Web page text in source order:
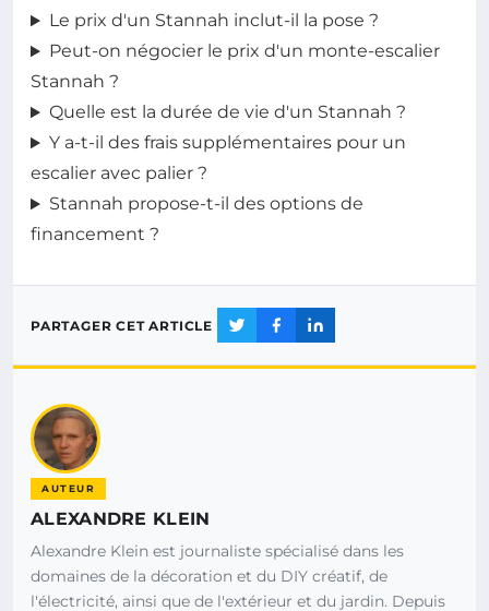
Le prix d'un Stannah inclut-il la pose ?
Peut-on négocier le prix d'un monte-escalier
Stannah ?
Quelle est la durée de vie d'un Stannah ?
Y a-t-il des frais supplémentaires pour un
escalier avec palier ?
Stannah propose-t-il des options de
financement ?
PARTAGER CET ARTICLE
AUTEUR
ALEXANDRE KLEIN
Alexandre Klein est journaliste spécialisé dans les
domaines de la décoration et du DIY créatif, de
l'électricité, ainsi que de l'extérieur et du jardin. Depuis